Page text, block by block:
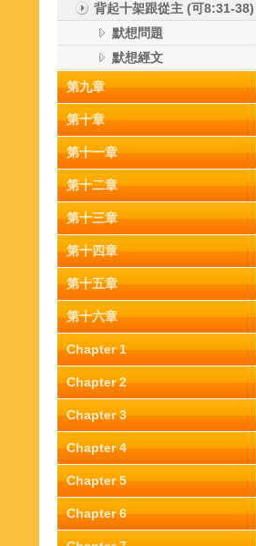
背起十架跟從主 (可8:31-38)
默想問題
默想經文
第九章
第十章
第十一章
第十二章
第十三章
第十四章
第十五章
第十六章
Chapter 1
Chapter 2
Chapter 3
Chapter 4
Chapter 5
Chapter 6